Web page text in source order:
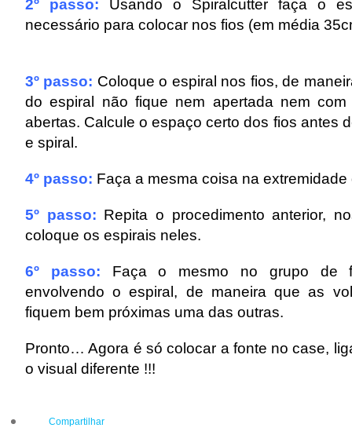
2º passo: Usando o Spiralcutter faça o
necessário para colocar nos fios (em média
3º passo: Coloque o espiral nos fios, de
do espiral não fique nem apertada nem
abertas. Calcule o espaço certo dos fios antes
e spiral.
4º passo: Faça a mesma coisa na
5º passo: Repita o procedimento anterior,
coloque os espirais neles.
6º passo: Faça o mesmo no grupo de
envolvendo o espiral, de maneira que as
fiquem bem próximas uma das outras.
Pronto… Agora é só colocar a fonte no case,
o visual diferente !!!
Compartilhar